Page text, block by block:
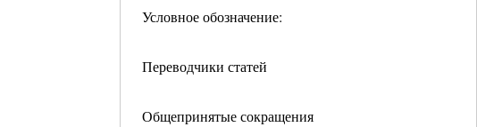
Условное обозначение:
Переводчики статей
Общепринятые сокращения